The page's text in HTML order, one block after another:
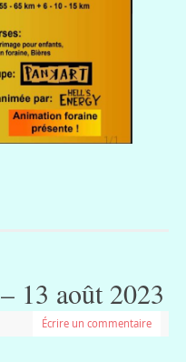
13 août 2023
Écrire un commentaire